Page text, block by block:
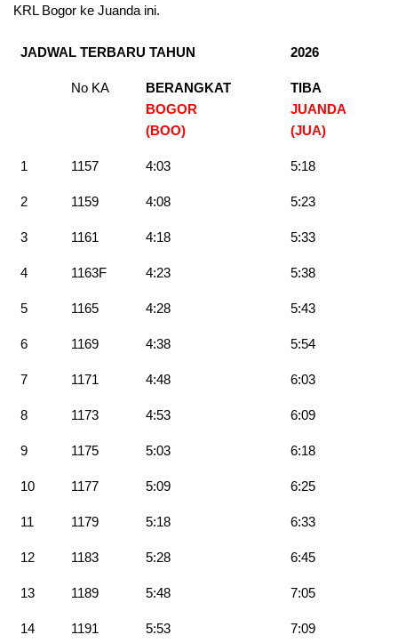
KRL Bogor ke Juanda ini.
JADWAL TERBARU TAHUN 2026
No KA
BERANGKAT
BOGOR
(BOO)
TIBA
JUANDA
(JUA)
1 1157 4:03 5:18
2 1159 4:08 5:23
3 1161 4:18 5:33
4 1163F 4:23 5:38
5 1165 4:28 5:43
6 1169 4:38 5:54
7 1171 4:48 6:03
8 1173 4:53 6:09
9 1175 5:03 6:18
10 1177 5:09 6:25
11 1179 5:18 6:33
12 1183 5:28 6:45
13 1189 5:48 7:05
14 1191 5:53 7:09